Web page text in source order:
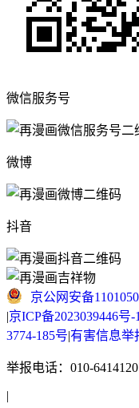
微信服务号
微博
抖音
京公网安备
|京ICP备2023039446号-1
3774-185号|有害信息举
举报电话：010-
|